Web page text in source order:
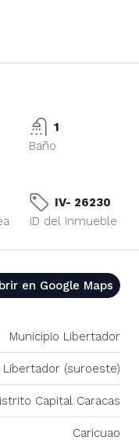
1
Baño
IV- 26230
ID del Inmueble
en Google Maps
Municipio Libertador
Libertador (suroeste)
Capital Caracas
Caricuao